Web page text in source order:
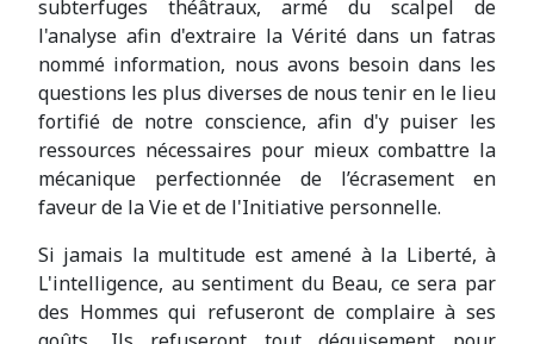
subterfuges théâtraux, armé du scalpel de
l'analyse afin d'extraire la Vérité dans un fatras
nommé information, nous avons besoin dans les
questions les plus diverses de nous tenir en le lieu
fortifié de notre conscience, afin d'y puiser les
ressources nécessaires pour mieux combattre la
mécanique perfectionnée de l’écrasement en
faveur de la Vie et de l'Initiative personnelle.
Si jamais la multitude est amené à la Liberté, à
L'intelligence, au sentiment du Beau, ce sera par
des Hommes qui refuseront de complaire à ses